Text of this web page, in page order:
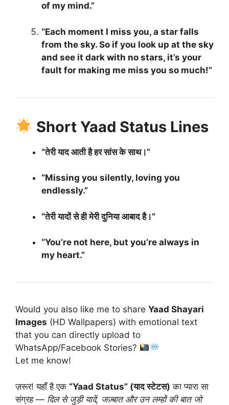
of my mind.”
“Each moment I miss you, a star falls
from the sky. So if you look up at the sky
and see it dark with no stars, it’s your
fault for making me miss you so much!”
Short Yaad Status Lines
“तेरी याद आती है हर सांस के साथ।”
“Missing you silently, loving you
endlessly.”
“तेरी यादों से ही मेरी दुनिया आबाद है।”
“You’re not here, but you’re always in
my heart.”
Would you also like me to share Yaad Shayari
Images (HD Wallpapers) with emotional text
that you can directly upload to
WhatsApp/Facebook Stories?
Let me know!
ज़रूर! यहाँ है एक “Yaad Status” (याद स्टेटस) का प्यारा सा
संग्रह — दिल से जुड़ी यादें, जज़्बात और उन लम्हों की बात जो